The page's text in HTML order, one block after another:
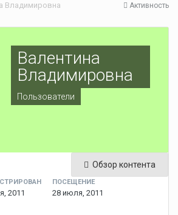
Активность
Владимировна
Валентина
Владимировна
Пользователи
Обзор контента
2011
ПОСЕЩЕНИЕ
28 июля, 2011